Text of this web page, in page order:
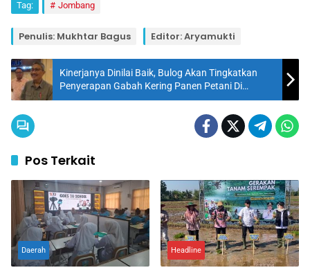
Tag: Jombang
Penulis: Mukhtar Bagus Editor: Aryamukti
Kinerjanya Dinilai Baik, Bulog Akan Tingkatkan
Penyerapan Gabah Kering Panen Petani Di
Nganjuk
Pos Terkait
Daerah Headline